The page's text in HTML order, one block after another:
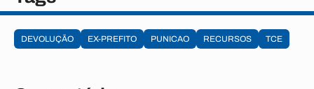
DEVOLUÇÃO EX-PREFITO PUNICAO RECURSOS TCE